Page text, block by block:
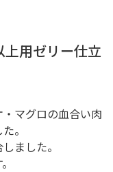
上用ゼリー仕立
マグロの血合い肉
。
ました。